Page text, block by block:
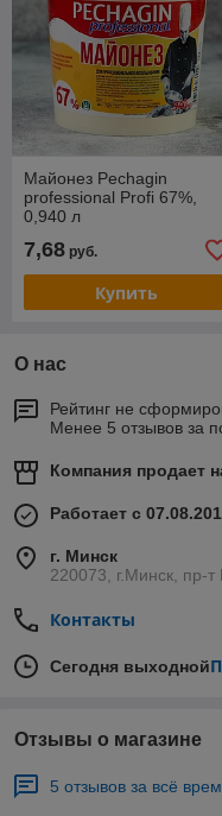
Майонез Pechagin
professional Profi 67%,
0,940 л
7,68 руб.
Купить
О нас
Рейтинг не
Менее 5 отзывов за
Компания продает
Работает с
г. Минск
220073, г.Минск, пр-
Контакты
Сегодня выходной
Отзывы о магазине
5 отзывов за всё